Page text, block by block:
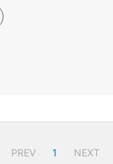
PREV 1 NEXT